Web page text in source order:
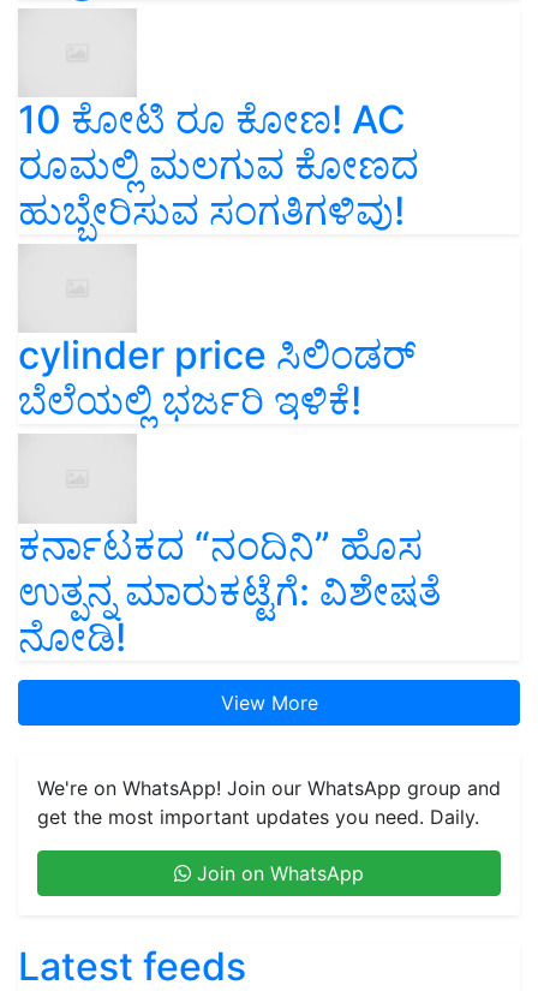
10 ಕೋಟಿ ರೂ ಕೋಣ! AC
ರೂಮಲ್ಲಿ ಮಲಗುವ ಕೋಣದ
ಹುಬ್ಬೇರಿಸುವ ಸಂಗತಿಗಳಿವು!
cylinder price ಸಿಲಿಂಡರ್‌
ಬೆಲೆಯಲ್ಲಿ ಭರ್ಜರಿ ಇಳಿಕೆ!
ಕರ್ನಾಟಕದ “ನಂದಿನಿ” ಹೊಸ
ಉತ್ಪನ್ನ ಮಾರುಕಟ್ಟೆಗೆ: ವಿಶೇಷತೆ
ನೋಡಿ!
View More
We're on WhatsApp! Join our WhatsApp group and
get the most important updates you need. Daily.
Join on WhatsApp
Latest feeds